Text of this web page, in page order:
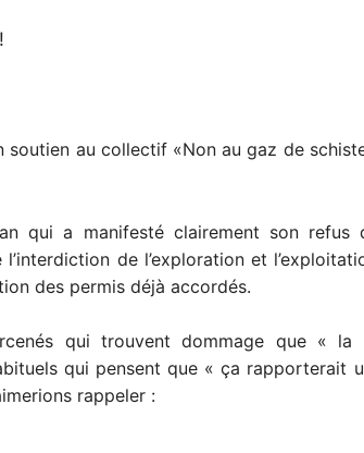
soutien au collectif «Non au gaz de
qui a manifesté clairement son
de l’exploration et
des permis déjà accordés.
qui trouvent dommage que « la
qui pensent que « ça rapporterait
rappeler :